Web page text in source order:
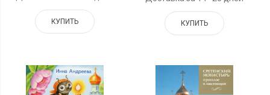
КУПИТЬ КУПИТЬ